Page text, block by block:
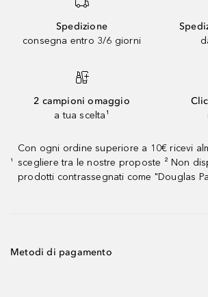
Spedizione
consegna entro 3/6 giorni
2 campioni omaggio
a tua scelta¹
¹
Con ogni ordine superiore a 10€ ricevi
scegliere tra le nostre proposte ² Non
prodotti contrassegnati come "Douglas
Metodi di pagamento